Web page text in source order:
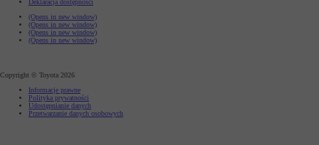
(Opens in new window)
(Opens in new window)
(Opens in new window)
(Opens in new window)
Copyright © Toyota 2026
Informacje prawne
Polityka prywatności
Udostępnianie danych
Przetwarzanie danych osobowych